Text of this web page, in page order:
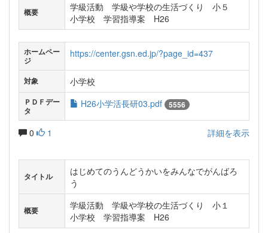
概要
学級活動 学級や学校の生活づくり 小５
小学校 学習指導案 H26
ホームペー
ジ
https://center.gsn.ed.jp/?page_id=437
対象 小学校
ＰＤＦデー
タ
H26小学活長研03.pdf 5556
0 1 詳細を表示
タイトル
はじめてのうんどうかいをみんなでがんばろ
う
概要
学級活動 学級や学校の生活づくり 小１
小学校 学習指導案 H26